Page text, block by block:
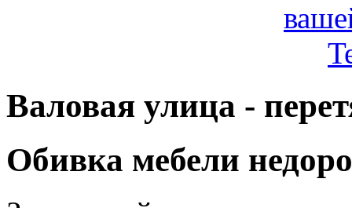
Валовая улица -
Обивка мебели